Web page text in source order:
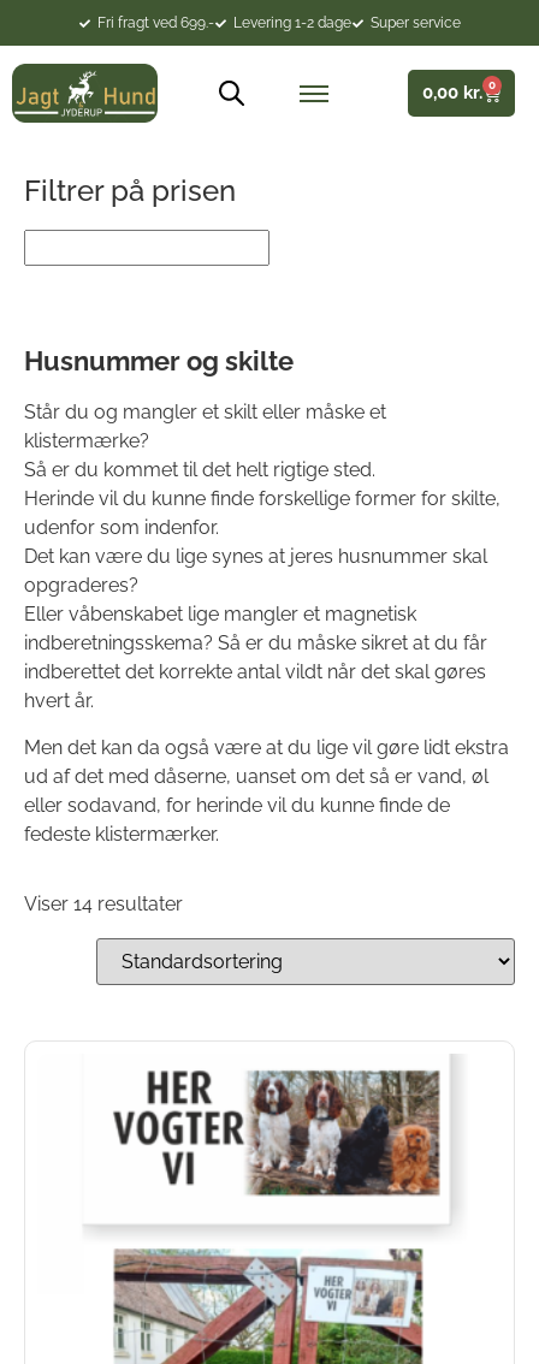
Fri fragt ved 699.- Levering 1-2 dage Super service
0,00 kr. 0
Filtrer på prisen
Husnummer og skilte
Står du og mangler et skilt eller måske et
klistermærke?
Så er du kommet til det helt rigtige sted.
Herinde vil du kunne finde forskellige former for skilte,
udenfor som indenfor.
Det kan være du lige synes at jeres husnummer skal
opgraderes?
Eller våbenskabet lige mangler et magnetisk
indberetningsskema? Så er du måske sikret at du får
indberettet det korrekte antal vildt når det skal gøres
hvert år.
Men det kan da også være at du lige vil gøre lidt ekstra
ud af det med dåserne, uanset om det så er vand, øl
eller sodavand, for herinde vil du kunne finde de
fedeste klistermærker.
Viser 14 resultater